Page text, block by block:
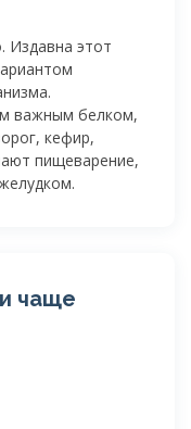
Издавна этот
важным белком,
кефир,
пищеварение,
чаще